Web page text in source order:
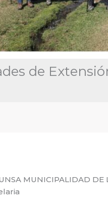
de
MUNICIPALIDAD